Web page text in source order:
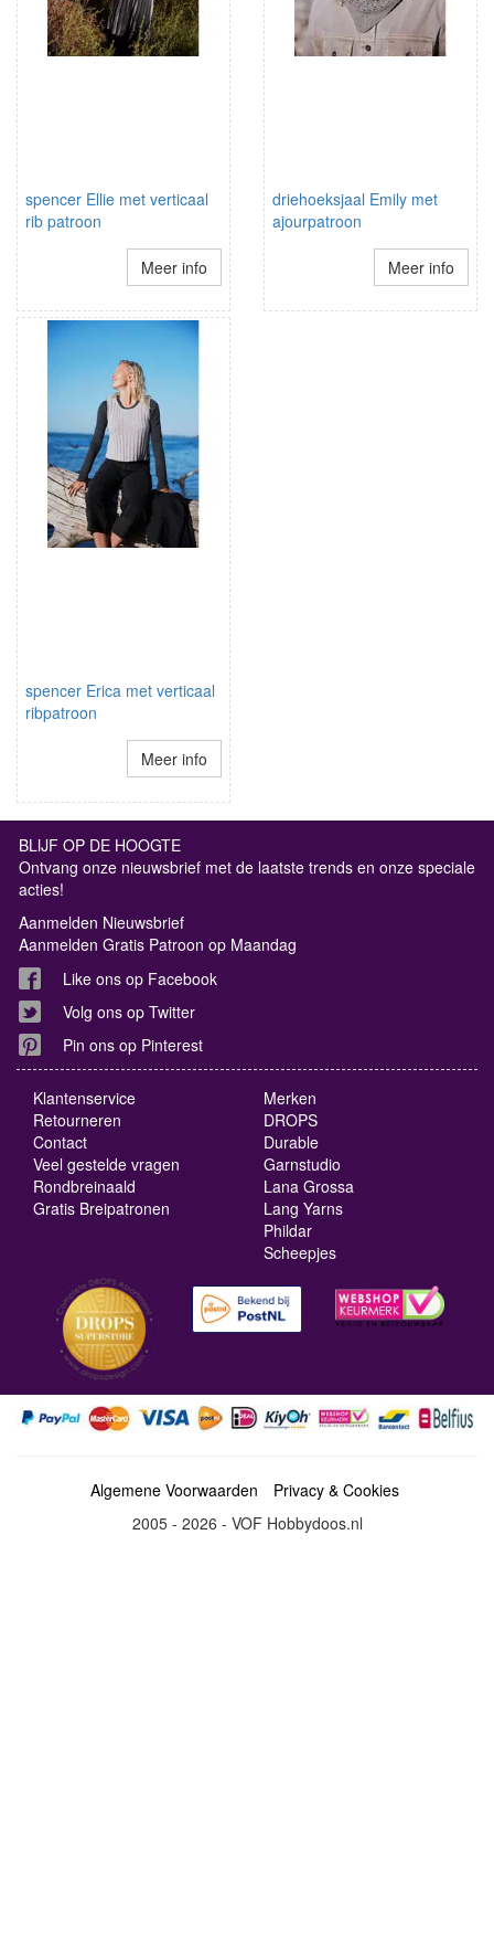
spencer Ellie met verticaal
rib patroon
Meer info
driehoeksjaal Emily met
ajourpatroon
Meer info
spencer Erica met verticaal
ribpatroon
Meer info
BLIJF OP DE HOOGTE
Ontvang onze nieuwsbrief met de laatste trends en onze speciale
acties!
Aanmelden Nieuwsbrief
Aanmelden Gratis Patroon op Maandag
Like ons op Facebook
Volg ons op Twitter
Pin ons op Pinterest
Klantenservice
Retourneren
Contact
Veel gestelde vragen
Rondbreinaald
Gratis Breipatronen
Merken
DROPS
Durable
Garnstudio
Lana Grossa
Lang Yarns
Phildar
Scheepjes
Algemene Voorwaarden
Privacy & Cookies
2005 - 2026 - VOF Hobbydoos.nl